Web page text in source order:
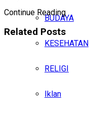
BUDAYA
KESEHATAN
RELIGI
Iklan
Continue Reading
Related Posts